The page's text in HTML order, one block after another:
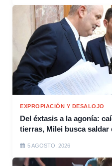
EXPROPIACIÓN Y DESALOJO
Del éxtasis a la agonía:
tierras, Milei busca saldar
5 AGOSTO, 2026